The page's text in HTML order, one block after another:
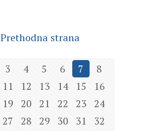
Prethodna strana
3 4 5 6 7
8
11 12 13 14 15
16
19 20 21 22 23
24
27 28 29 30 31
32